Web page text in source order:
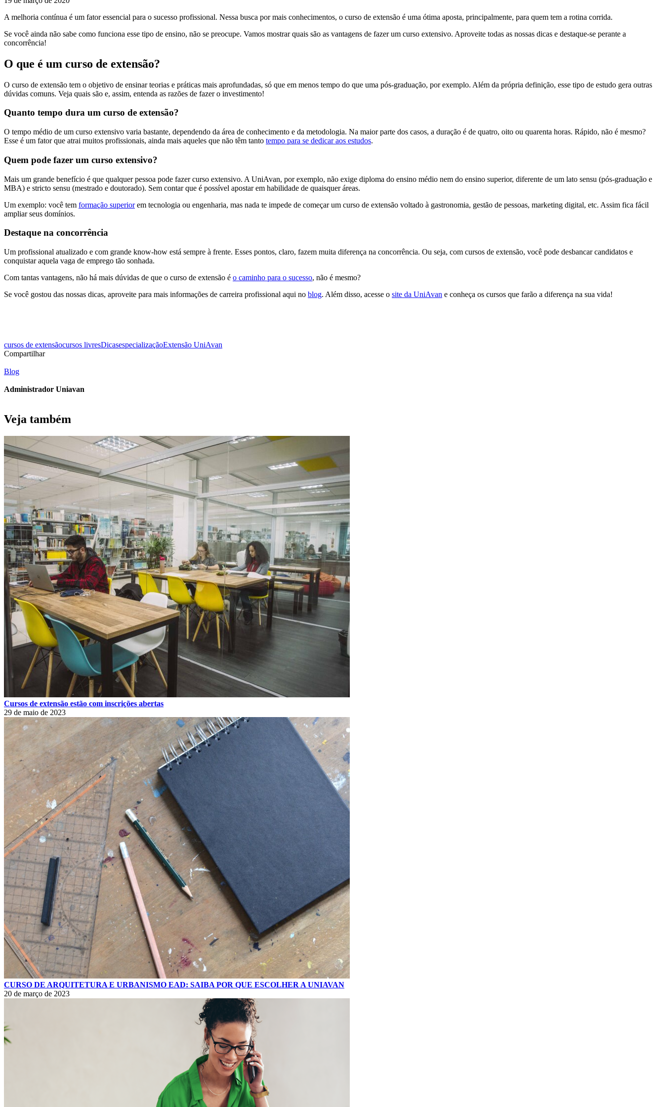
A melhoria contínua é um fator essencial para o sucesso profissional. Nessa busca por mais conhecimentos, o curso de extensão é uma ótima aposta, principalmente, para quem tem a rotina corrida.
Se você ainda não sabe como funciona esse tipo de ensino, não se preocupe. Vamos mostrar quais são as vantagens de fazer um curso extensivo. Aproveite todas as nossas dicas e destaque-se perante a
concorrência!
O que é um curso de extensão?
O curso de extensão tem o objetivo de ensinar teorias e práticas mais aprofundadas, só que em menos tempo do que uma pós-graduação, por exemplo. Além da própria definição, esse tipo de estudo gera outras
dúvidas comuns. Veja quais são e, assim, entenda as razões de fazer o investimento!
Quanto tempo dura um curso de extensão?
O tempo médio de um curso extensivo varia bastante, dependendo da área de conhecimento e da metodologia. Na maior parte dos casos, a duração é de quatro, oito ou quarenta horas. Rápido, não é mesmo?
Esse é um fator que atrai muitos profissionais, ainda mais aqueles que não têm tanto tempo para se dedicar aos estudos.
Quem pode fazer um curso extensivo?
Mais um grande benefício é que qualquer pessoa pode fazer curso extensivo. A UniAvan, por exemplo, não exige diploma do ensino médio nem do ensino superior, diferente de um lato sensu (pós-graduação e
MBA) e stricto sensu (mestrado e doutorado). Sem contar que é possível apostar em habilidade de quaisquer áreas.
Um exemplo: você tem formação superiorem tecnologia ou engenharia, mas nada te impede de começar um curso de extensão voltado à gastronomia, gestão de pessoas, marketing digital, etc. Assim fica fácil
ampliar seus domínios.
Destaque na concorrência
Um profissional atualizado e com grande know-how está sempre à frente. Esses pontos, claro, fazem muita diferença na concorrência. Ou seja, com cursos de extensão, você pode desbancar candidatos e
conquistar aquela vaga de emprego tão sonhada.
Com tantas vantagens, não há mais dúvidas de que o curso de extensão é o caminho para o sucesso, não é mesmo?
Se você gostou das nossas dicas, aproveite para mais informações de carreira profissional aqui no blog. Além disso, acesse o site da UniAvan e conheça os cursos que farão a diferença na sua vida!
cursos de extensãocursos livresDicasespecializaçãoExtensão UniAvan
Compartilhar
Blog
Administrador Uniavan
Veja também
Cursos de extensão estão com inscrições abertas
29 de maio de 2023
CURSO DE ARQUITETURA E URBANISMO EAD: SAIBA POR QUE ESCOLHER A UNIAVAN
20 de março de 2023